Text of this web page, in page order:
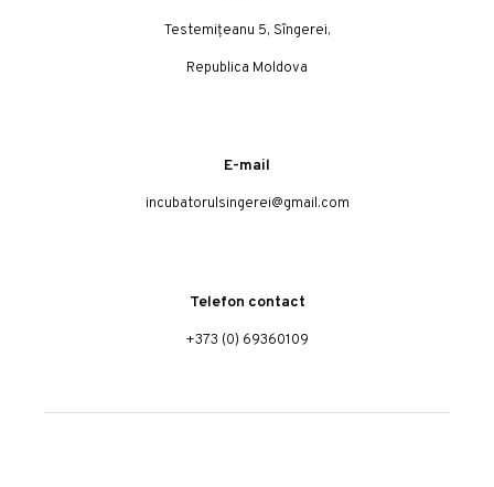
Testemițeanu 5, Sîngerei,
Republica Moldova
E-mail
incubatorulsingerei@gmail.com
Telefon contact
+373 (0) 69360109